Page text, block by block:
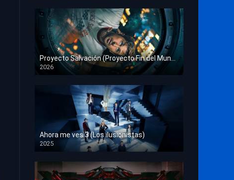
Proyecto Salvación (Proyecto Fin del Mundo)
2026
HD 1080p
Ahora me ves 3 (Los ilusionistas)
2025
HD 1080p